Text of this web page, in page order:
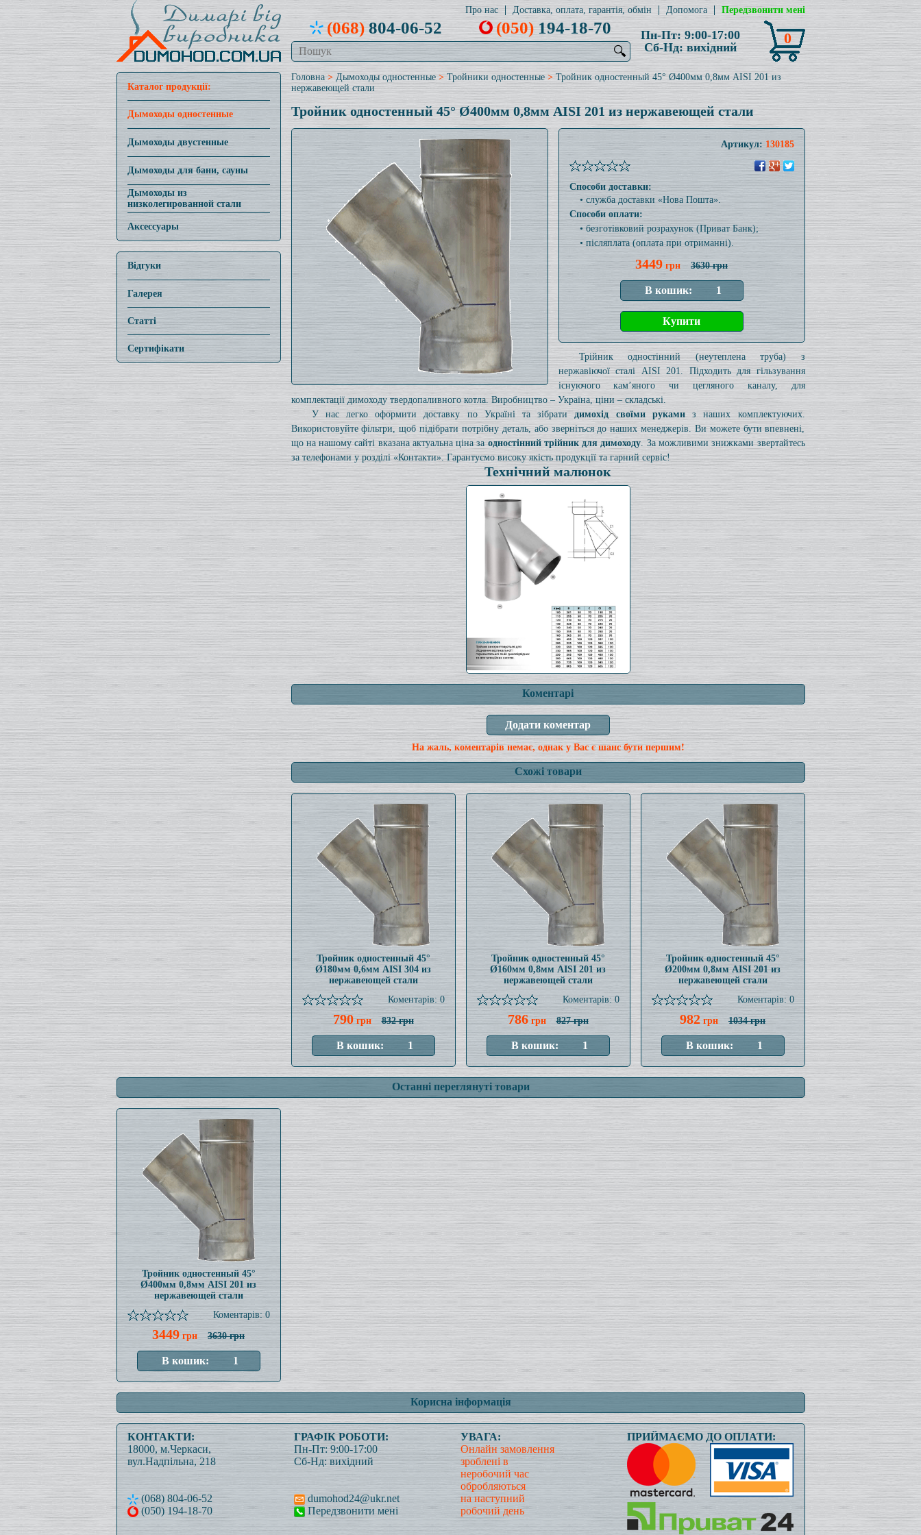
Про нас Доставка, оплата, гарантія, обмін Допомога Передзвонити мені
(068)804-06-52 (050)194-18-70
🔍
Пн-Пт: 9:00-17:00
Сб-Нд: вихідний
0
Каталог продукції:
Дымоходы одностенные
Дымоходы двустенные
Дымоходы для бани, сауны
Дымоходы из
низколегированной стали
Аксессуары
Відгуки
Галерея
Статті
Сертифікати
Головна> Дымоходы одностенные> Тройники одностенные> Тройник одностенный 45° Ø400мм 0,8мм AISI 201 из
нержавеющей стали
Тройник одностенный 45° Ø400мм 0,8мм AISI 201 из нержавеющей стали
Артикул:130185
Способи доставки:
• служба доставки «Нова Пошта».
Способи оплати:
• безготівковий розрахунок (Приват Банк);
• післяплата (оплата при отриманні).
3449 грн 3630 грн
Трійник одностінний (неутеплена труба) з
нержавіючої сталі AISI 201. Підходить для гільзування
існуючого кам’яного чи цегляного каналу, для
комплектації димоходу твердопаливного котла. Виробництво – Україна, ціни – складські.
У нас легко оформити доставку по Україні та зібратидимохід своїми рукамиз наших комплектуючих.
Використовуйте фільтри, щоб підібрати потрібну деталь, або зверніться до наших менеджерів. Ви можете бути впевнені,
що на нашому сайті вказана актуальна ціна заодностінний трійник для димоходу. За можливими знижками звертайтесь
за телефонами у розділі «Контакти». Гарантуємо високу якість продукції та гарний сервіс!
Технічний малюнок
Коментарі
На жаль, коментарів немає, однак у Вас є шанс бути першим!
Схожі товари
Тройник одностенный 45°
Ø180мм 0,6мм AISI 304 из
нержавеющей стали
Коментарів: 0
790грн 832 грн
Тройник одностенный 45°
Ø160мм 0,8мм AISI 201 из
нержавеющей стали
Коментарів: 0
786грн 827 грн
Тройник одностенный 45°
Ø200мм 0,8мм AISI 201 из
нержавеющей стали
Коментарів: 0
982 грн 1034 грн
Останні переглянуті товари
Тройник одностенный 45°
Ø400мм 0,8мм AISI 201 из
нержавеющей стали
Коментарів: 0
3449 грн 3630 грн
Корисна інформація
КОНТАКТИ:
18000, м.Черкаси,
вул.Надпільна, 218
(068) 804-06-52
(050) 194-18-70
ГРАФІК РОБОТИ:
Пн-Пт: 9:00-17:00
Сб-Нд: вихідний
dumohod24@ukr.net
Передзвонити мені
УВАГА:
Онлайн замовлення
зроблені в
неробочий час
обробляються
на наступний
робочий день
ПРИЙМАЄМО ДО ОПЛАТИ: